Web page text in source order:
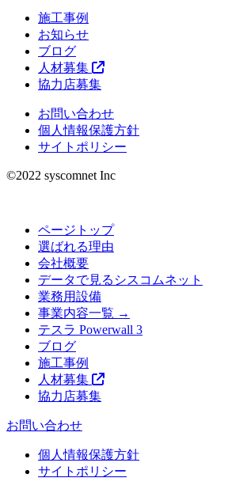
施工事例
お知らせ
ブログ
人材募集
協力店募集
お問い合わせ
個人情報保護方針
サイトポリシー
©︎2022 syscomnet Inc
ページトップ
選ばれる理由
会社概要
データで見るシスコムネット
業務用設備
事業内容一覧 →
テスラ Powerwall 3
ブログ
施工事例
人材募集
協力店募集
お問い合わせ
個人情報保護方針
サイトポリシー